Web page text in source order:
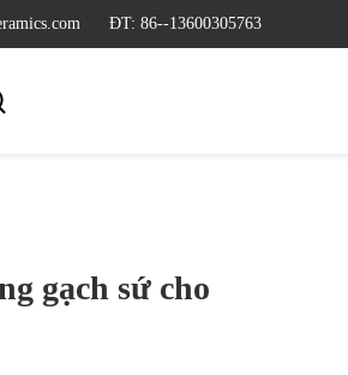
ĐT: 86--13600305763
gạch sứ cho